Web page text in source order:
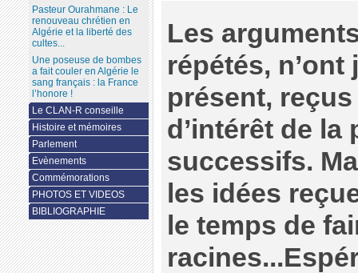
Les
répétés, n’ont
présent,
d’intérêt de
successifs.
les idées
le temps de
Pasteur Ourahmane : Le
renouveau chrétien en
Algérie et la liberté des
cultes...
Une poseuse de bombes
a fait couler en Algérie le
sang français : la France
l’honore !
Le CLAN-R conseille
Histoire et mémoires
Parlement
Evènements
Commémorations
PHOTOS ET VIDEOS
BIBLIOGRAPHIE